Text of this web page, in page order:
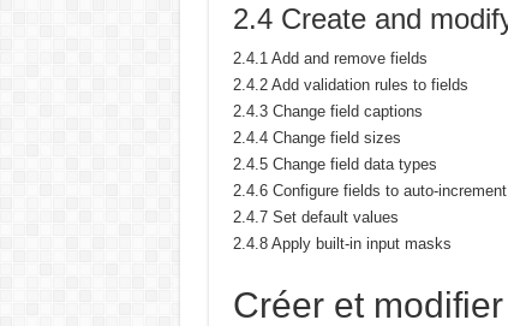
2.4 Create and
2.4.1 Add and remove fields
2.4.2 Add validation rules to fields
2.4.3 Change field captions
2.4.4 Change field sizes
2.4.5 Change field data types
2.4.6 Configure fields to auto-increment
2.4.7 Set default values
2.4.8 Apply built-in input masks
Créer et